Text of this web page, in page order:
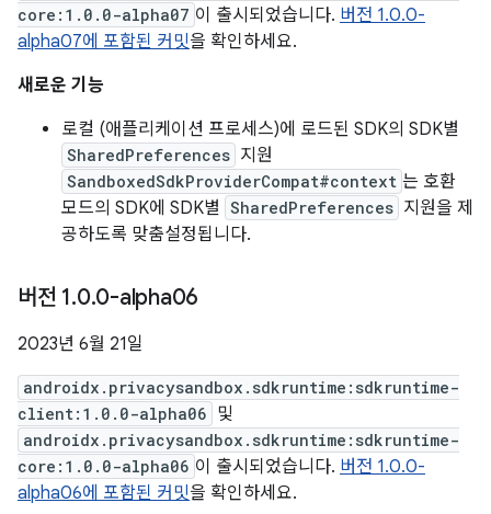
core:1.0.0-alpha07 이 출시되었습니다. 버전 1.0.0-
alpha07에 포함된 커밋을 확인하세요.
새로운 기능
로컬 (애플리케이션 프로세스)에 로드된 SDK의 SDK별
SharedPreferences 지원
SandboxedSdkProviderCompat#context 는 호환
모드의 SDK에 SDK별 SharedPreferences 지원을 제
공하도록 맞춤설정됩니다.
버전 1.0.0-alpha06
2023년 6월 21일
androidx.privacysandbox.sdkruntime:sdkruntime-
client:1.0.0-alpha06 및
androidx.privacysandbox.sdkruntime:sdkruntime-
core:1.0.0-alpha06 이 출시되었습니다. 버전 1.0.0-
alpha06에 포함된 커밋을 확인하세요.